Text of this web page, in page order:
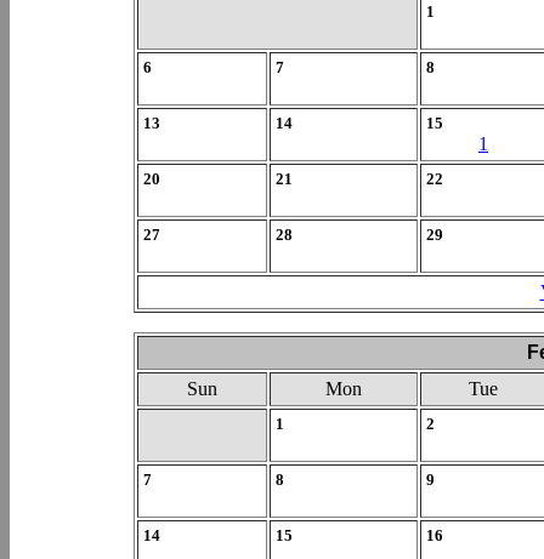
1
6 7 8
13 14 15
1
20 21 22
27 28 29
Sun
Mon Tue
1 2
7 8 9
14 15 16